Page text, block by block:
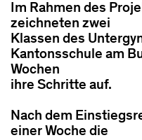
Im Rahmen des
zeichneten zwei
Klassen des
Kantonsschule am
Wochen
ihre Schritte auf.
Nach dem
einer Woche die